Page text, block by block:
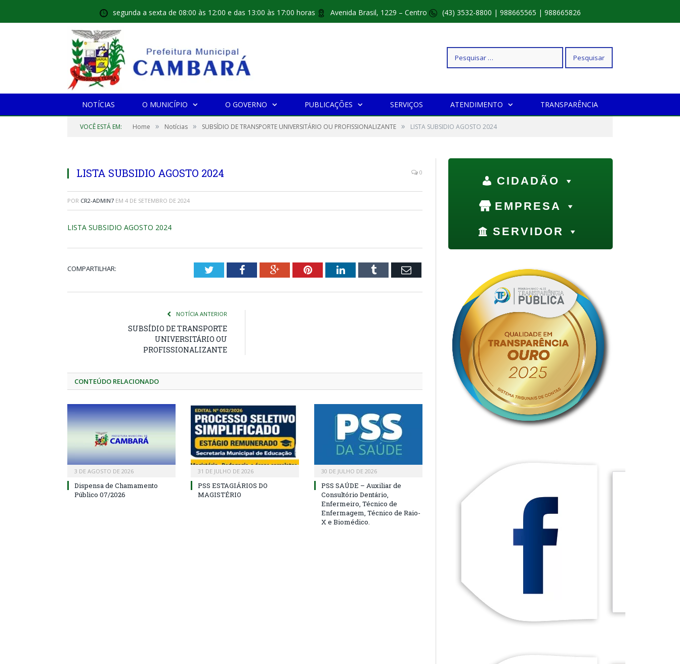
segunda a sexta de 08:00 às 12:00 e das 13:00 às 17:00 horas Avenida Brasil, 1229 – Centro (43) 3532-8800 | 988665565 | 988665826
Pesquisar
por:
NOTÍCIAS O MUNICÍPIO O GOVERNO PUBLICAÇÕES SERVIÇOS ATENDIMENTO TRANSPARÊNCIA
VOCÊ ESTÁ EM: Home » Notícias » SUBSÍDIO DE TRANSPORTE UNIVERSITÁRIO OU PROFISSIONALIZANTE » LISTA SUBSIDIO AGOSTO 2024
LISTA SUBSIDIO AGOSTO 2024 0
POR CR2-ADMIN7 EM 4 DE SETEMBRO DE 2024
LISTA SUBSIDIO AGOSTO 2024
COMPARTILHAR: TwitterFacebookGoogle+PinterestLinkedInTumblr Email
NOTÍCIA ANTERIOR
SUBSÍDIO DE TRANSPORTE
UNIVERSITÁRIO OU
PROFISSIONALIZANTE
CONTEÚDO RELACIONADO
3 DE AGOSTO DE 2026
Dispensa de Chamamento
Público 07/2026
31 DE JULHO DE 2026
PSS ESTAGIÁRIOS DO
MAGISTÉRIO
30 DE JULHO DE 2026
PSS SAÚDE – Auxiliar de
Consultório Dentário,
Enfermeiro, Técnico de
Enfermagem, Técnico de Raio-
X e Biomédico.
CIDADÃO
EMPRESA
SERVIDOR